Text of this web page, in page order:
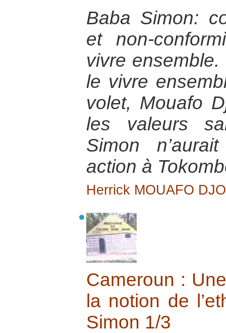
Baba Simon:
et non-
vivre
le vivre
volet, Mouafo
les valeurs
Simon
action à
Herrick MOUAFO
Cameroun :
la notion de
Simon 1/3